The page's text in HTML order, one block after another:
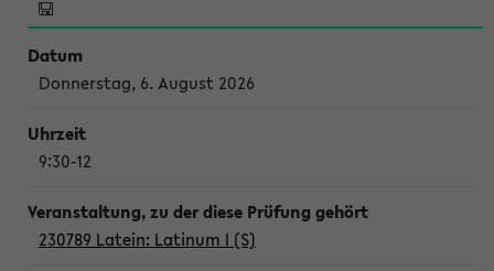
Donnerstag, 6. August 2026
9:30-12
230789 Latein: Latinum I (S)